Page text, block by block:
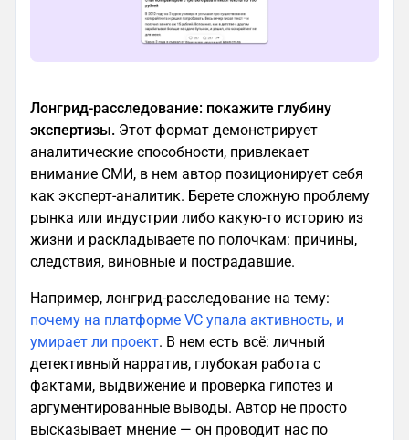
Лонгрид-расследование: покажите глубину
экспертизы. Этот формат демонстрирует
аналитические способности, привлекает
внимание СМИ, в нем автор позиционирует себя
как эксперт-аналитик. Берете сложную проблему
рынка или индустрии либо какую-то историю из
жизни и раскладываете по полочкам: причины,
следствия, виновные и пострадавшие.
Например, лонгрид-расследование на тему:
почему на платформе VC упала активность, и
умирает ли проект. В нем есть всё: личный
детективный нарратив, глубокая работа с
фактами, выдвижение и проверка гипотез и
аргументированные выводы. Автор не просто
высказывает мнение — он проводит нас по